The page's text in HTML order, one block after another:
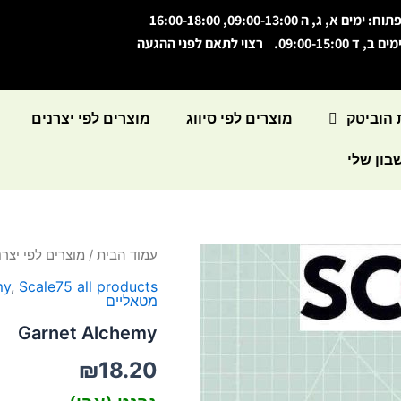
פתוח: ימים א, ג, ה 09:00-13:00, 16:00-18:00
ימים ב, ד 09:00-15:00. רצוי לתאם לפני ההגעה
הוביטק מוצרים לפי סיווג מוצרים לפי יצרנים
שלי
עמוד הבית / מוצרים לפי
, Scale75 all products
מטאליים
Garnet Alchemy
₪18.20
כמות
Garnet
Alchemy